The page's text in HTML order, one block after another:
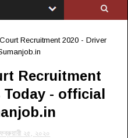
Recruitment 2020 - Driver
Recruitment
Today - official
২৫, ২০২০